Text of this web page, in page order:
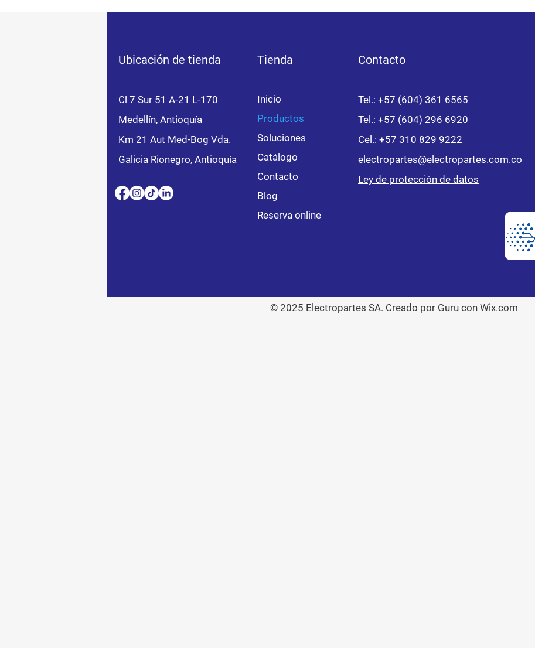
Ubicación de tienda
Cl 7 Sur 51 A-21 L-170
Medellín, Antioquía
Km 21 Aut Med-Bog Vda.
Galicia Rionegro, Antioquía
Tienda
Inicio
Productos
Soluciones
Catálogo
Contacto
Blog
Reserva online
Contacto
Tel.: +57 (604) 361 6565
Tel.: +57 (604) 296 6920
Cel.: +57 310 829 9222
electropartes@electropartes.com.co
Ley de protección de datos
© 2025 Electropartes SA. Creado por Guru con Wix.com